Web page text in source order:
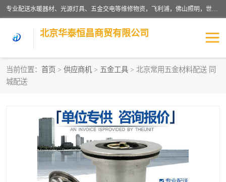
专业配送水暖器材、光源灯具、五金交电等维修物资，飞利浦，佛山照明，世达，博世，九牧，特陶等各产品涉及国内外知名品牌。公司专注与物业、学校、酒店、工厂等单位合作，提供一站式配送服务，降低客户综合成本。依托电子商务改变传统模式，以专业的团队为客户提供24H物资配送到达，货到月结、统一开票，便捷退换等服务，提高了企业的运营效率。
北京华泰恒昌商贸有限公司
当前位置： 首页 > 供应商机 > 五金工具 > 北京常用五金材料配送 同
城配送
水暖阀门
涂料辅材